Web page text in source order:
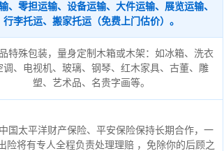
、零担运输、设备运输、大件运输、展览运输、
行李托运、搬家托运（免费上门估价）。
特殊包装，量身定制木箱或木架：如冰箱、洗衣
调、电视机、玻璃、钢琴、红木家具、古董、雕
塑、艺术品、名贵字画等。
国太平洋财产保险、平安保险保持长期合作，一
险将有专人全程负责处理理赔 ，免除你的后顾之